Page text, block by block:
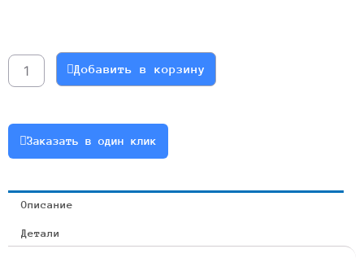
NMRV040-
25-
Добавить в корзину
Заказать в один клик
Описание
Детали